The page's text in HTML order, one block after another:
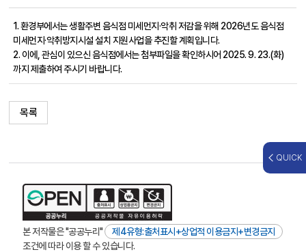
1. 환경부에서는 생활주변 음식점 미세먼지·악취 저감을 위해 2026년도 음식점
미세먼지·악취방지시설 설치 지원사업을 추진할 계획입니다.
2. 이에, 관심이 있으신 음식점에서는 첨부파일을 확인하시어 2025. 9. 23.(화)
까지 제출하여 주시기 바랍니다.
목록
본 저작물은 "공공누리"
제4유형:출처표시+상업적 이용금지+변경금지
조건에 따라 이용 할 수 있습니다.
QUICK